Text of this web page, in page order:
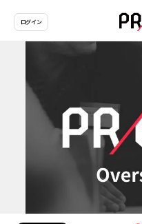
ログイン